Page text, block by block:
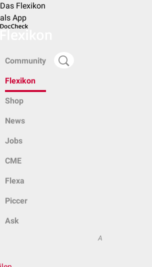
Das Flexikon
als App
Community
Flexikon
Shop
News
Jobs
CME
Flexa
Piccer
Ask
A